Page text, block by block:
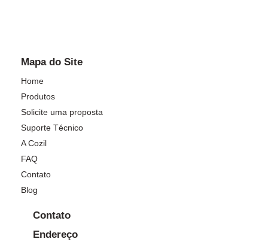
Mapa do Site
Home
Produtos
Solicite uma proposta
Suporte Técnico
A Cozil
FAQ
Contato
Blog
Contato
Endereço